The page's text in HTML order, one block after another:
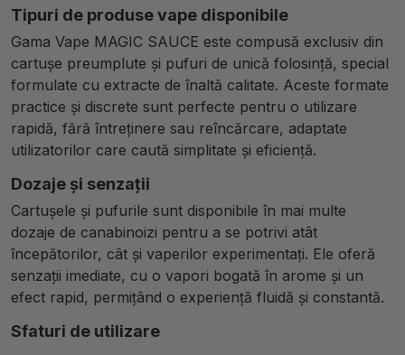
Tipuri de produse vape disponibile
Gama Vape MAGIC SAUCE este compusă exclusiv din
cartușe preumplute și pufuri de unică folosință, special
formulate cu extracte de înaltă calitate. Aceste formate
practice și discrete sunt perfecte pentru o utilizare
rapidă, fără întreținere sau reîncărcare, adaptate
utilizatorilor care caută simplitate și eficiență.
Dozaje și senzații
Cartușele și pufurile sunt disponibile în mai multe
dozaje de canabinoizi pentru a se potrivi atât
începătorilor, cât și vaperilor experimentați. Ele oferă
senzații imediate, cu o vapori bogată în arome și un
efect rapid, permițând o experiență fluidă și constantă.
Sfaturi de utilizare